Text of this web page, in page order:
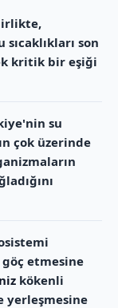
son
kritik bir eşiği
su
çok üzerinde
etmesine
kökenli
yerleşmesine